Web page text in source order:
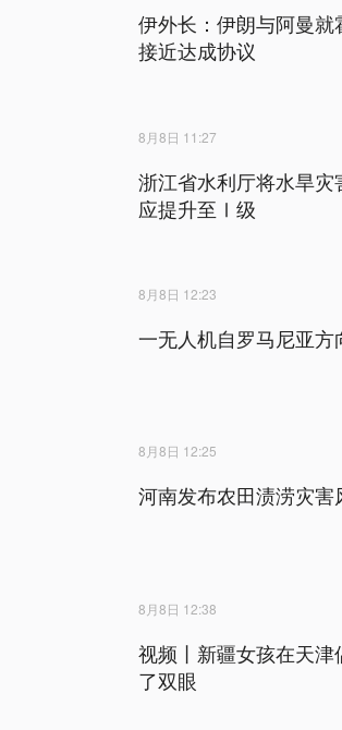
伊外长：伊朗与阿曼
接近达成协议
8月8日 11:27
浙江省水利厅将水旱
应提升至Ⅰ级
8月8日 12:23
一无人机自罗马尼亚
8月8日 12:25
河南发布农田渍涝灾害
8月8日 12:38
视频丨新疆女孩在天
了双眼